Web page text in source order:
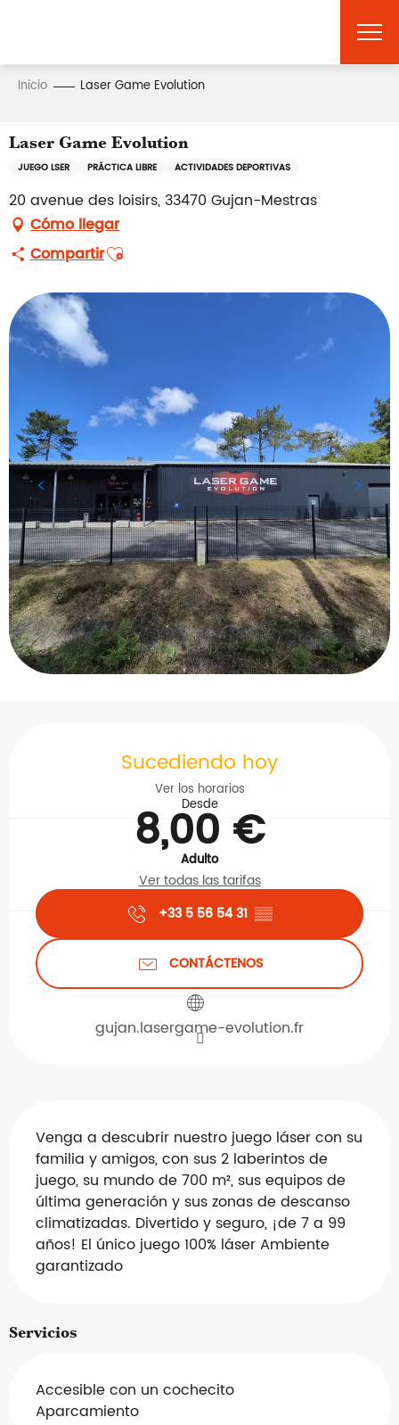
principal
Inicio Laser Game Evolution
Laser Game Evolution
JUEGO LSER PRÁCTICA LIBRE ACTIVIDADES DEPORTIVAS
20 avenue des loisirs, 33470 Gujan-Mestras
Cómo llegar
CompartirAjouter aux favoris
Sucediendo hoy
Ver los horarios
Desde
8,00 €
Adulto
Ver todas las tarifas
+33 5 56 54 31 ▒▒
CONTÁCTENOS
gujan.lasergame-evolution.fr
Venga a descubrir nuestro juego láser con su
familia y amigos, con sus 2 laberintos de
juego, su mundo de 700 m², sus equipos de
última generación y sus zonas de descanso
climatizadas. Divertido y seguro, ¡de 7 a 99
años! El único juego 100% láser Ambiente
garantizado
Servicios
Accesible con un cochecito
Aparcamiento